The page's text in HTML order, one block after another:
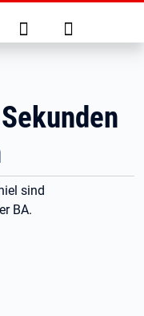
Suche Anmelden
sind
BA.